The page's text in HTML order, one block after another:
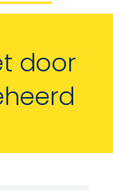
door